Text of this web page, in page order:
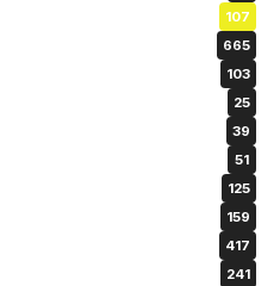
107
665
103
25
39
51
125
159
417
241